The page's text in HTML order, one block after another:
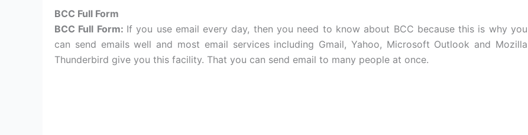
BCC Full Form
BCC Full Form: If you use email every day, then you need to know about BCC because this is why you
can send emails well and most email services including Gmail, Yahoo, Microsoft Outlook and Mozilla
Thunderbird give you this facility. That you can send email to many people at once.